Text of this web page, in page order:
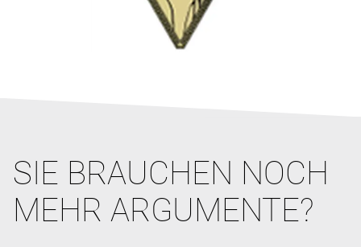
SIE BRAUCHEN NOCH
MEHR ARGUMENTE?